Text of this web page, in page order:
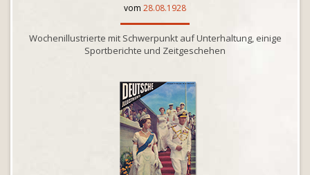
vom 28.08.1928
Wochenillustrierte mit Schwerpunkt auf Unterhaltung, einige
Sportberichte und Zeitgeschehen